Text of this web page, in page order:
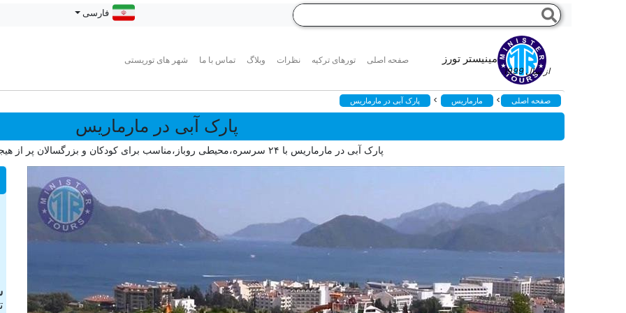
مینیستر تورز
از سال 1999
صفحه اصلی تورهای ترکیه نظرات وبلاگ تماس با ما شهر های توریستی
فارسی
صفحه اصلی > مارماریس > پارک آبی در مارماریس
پارک آبی در مارماریس
پارک آبی در مارماریس با ۲۴ سرسره،محیطی روباز،مناسب برای کودکان و بزرگسالان پر از هیجان و شادی است.